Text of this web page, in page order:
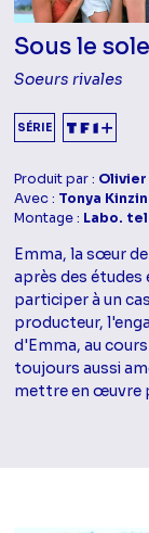
Sous le
Soeurs rivales
SÉRIE
Produit par : Olivier
Avec : Tonya
Montage : Labo.
Emma, la sœur
après des
participer à un
producteur,
d'Emma, au
toujours aussi
mettre en œuvre